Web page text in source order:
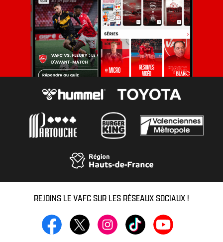
REJOINS LE VAFC SUR LES RÉSEAUX SOCIAUX !